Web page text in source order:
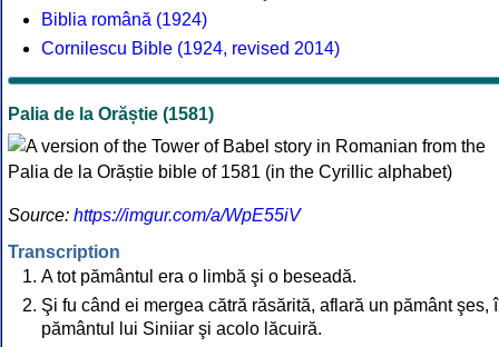
Biblia română (1924)
Cornilescu Bible (1924, revised 2014)
Palia de la Orăștie (1581)
Source: https://imgur.com/a/WpE55iV
Transcription
A tot pământul era o limbă şi o beseadă.
Şi fu când ei mergea cătră răsărită, aflară un pământ şes,
pământul lui Siniiar şi acolo lăcuiră.